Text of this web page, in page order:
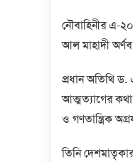
নৌবাহিনীর এ-
আল মাহাদী
প্রধান অতিথি
আত্মত্যাগের কথা
ও গণতান্ত্রিক
তিনি